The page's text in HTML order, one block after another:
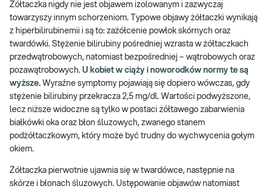
Żółtaczka nigdy nie jest objawem izolowanym i zazwyczaj
towarzyszy innym schorzeniom. Typowe objawy żółtaczki wynikają
z hiperbilirubinemii i są to: zażółcenie powłok skórnych oraz
twardówki. Stężenie bilirubiny pośredniej wzrasta w żółtaczkach
przedwątrobowych, natomiast bezpośredniej – wątrobowych oraz
pozawątrobowych. U kobiet w ciąży i noworodków normy te są
wyższe. Wyraźne symptomy pojawiają się dopiero wówczas, gdy
stężenie bilirubiny przekracza 2,5 mg/dl. Wartości podwyższone,
lecz niższe widoczne są tylko w postaci żółtawego zabarwienia
białkówki oka oraz błon śluzowych, zwanego stanem
podżółtaczkowym, który może być trudny do wychwycenia gołym
okiem.
Żółtaczka pierwotnie ujawnia się w twardówce, następnie na
skórze i błonach śluzowych. Ustępowanie objawów natomiast